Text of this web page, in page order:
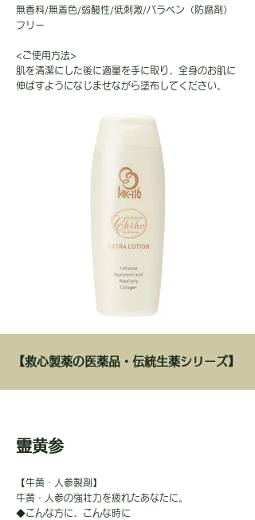
無香料/無着色/弱酸性/低刺激/パラベン（防腐剤）
フリー
<ご使用方法>
肌を清潔にした後に適量を手に取り、全身のお肌に
伸ばすようになじませながら塗布してください。
【救心製薬の医薬品・伝統生薬シリーズ】
霊黄参
【牛黄・人参製剤】
牛黄・人参の強壮力を疲れたあなたに。
◆こんな方に、こんな時に